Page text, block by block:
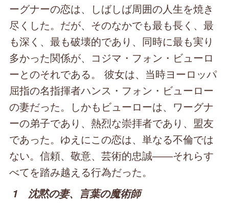
ーグナーの恋は、しばしば周囲の人生を焼き
尽くした。だが、そのなかでも最も長く、最
も深く、最も破壊的であり、同時に最も実り
多かった関係が、コジマ・フォン・ビューロ
ーとのそれである。 彼女は、当時ヨーロッパ
屈指の名指揮者ハンス・フォン・ビューロー
の妻だった。しかもビューローは、ワーグナ
ーの弟子であり、熱烈な崇拝者であり、盟友
であった。ゆえにこの恋は、単なる不倫では
ない。信頼、敬意、芸術的忠誠――それらす
べてを踏み越える行為だった。
1 沈黙の妻、言葉の魔術師